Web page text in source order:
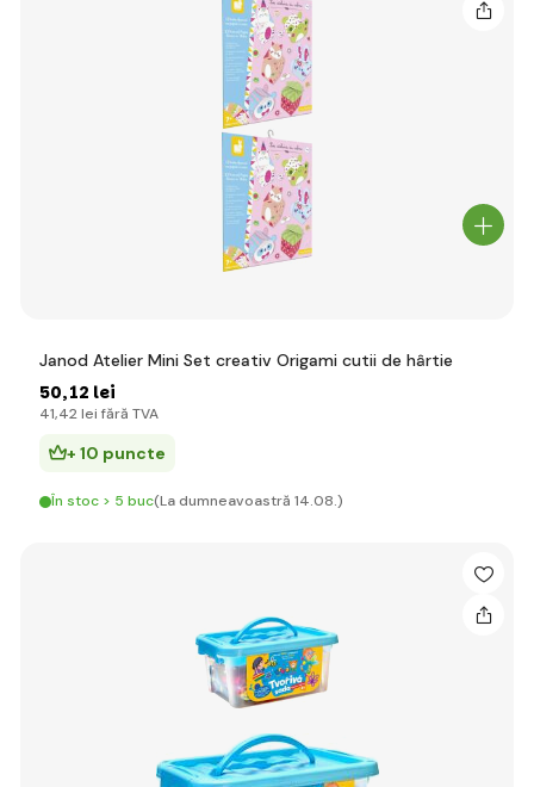
Janod Atelier Mini Set creativ Origami cutii de hârtie
50,12 lei
41,42 lei fără TVA
+ 10 puncte
În stoc > 5 buc(La dumneavoastră 14.08.)